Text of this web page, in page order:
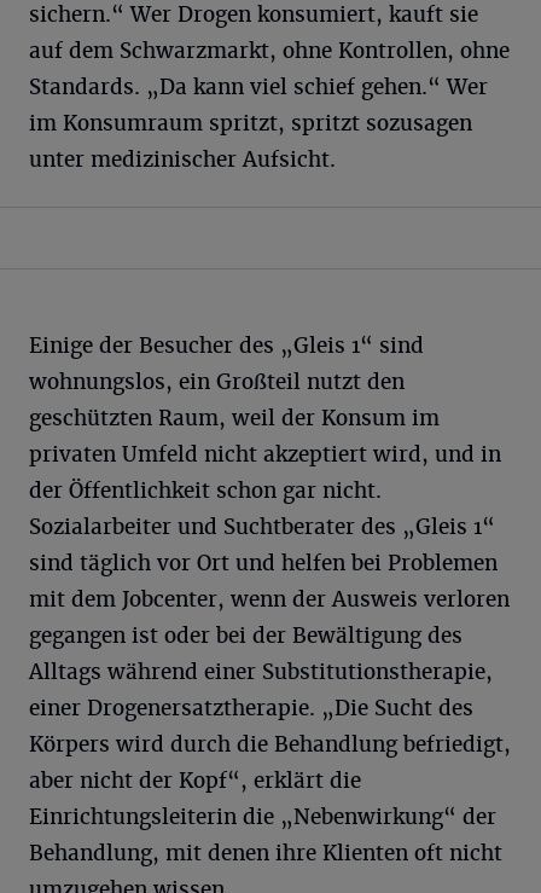
sichern.“ Wer Drogen konsumiert, kauft sie
auf dem Schwarzmarkt, ohne Kontrollen, ohne
Standards. „Da kann viel schief gehen.“ Wer
im Konsumraum spritzt, spritzt sozusagen
unter medizinischer Aufsicht.
Einige der Besucher des „Gleis 1“ sind
wohnungslos, ein Großteil nutzt den
geschützten Raum, weil der Konsum im
privaten Umfeld nicht akzeptiert wird, und in
der Öffentlichkeit schon gar nicht.
Sozialarbeiter und Suchtberater des „Gleis 1“
sind täglich vor Ort und helfen bei Problemen
mit dem Jobcenter, wenn der Ausweis verloren
gegangen ist oder bei der Bewältigung des
Alltags während einer Substitutionstherapie,
einer Drogenersatztherapie. „Die Sucht des
Körpers wird durch die Behandlung befriedigt,
aber nicht der Kopf“, erklärt die
Einrichtungsleiterin die „Nebenwirkung“ der
Behandlung, mit denen ihre Klienten oft nicht